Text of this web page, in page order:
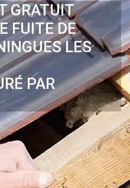
GRATUIT
FUITE DE
LES
PAR